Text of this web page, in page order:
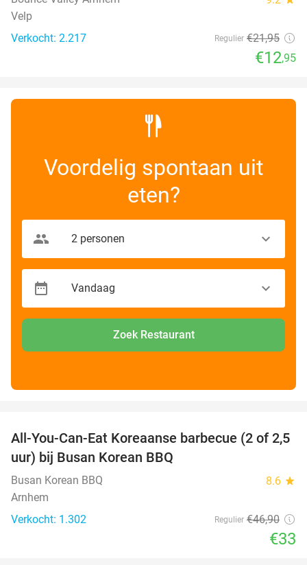
Velp
Verkocht: 2.217
Regulier €21,95
€12,95
Voordelig spontaan uit
eten?
Zoek Restaurant
30%
All-You-Can-Eat Koreaanse barbecue (2 of 2,5
uur) bij Busan Korean BBQ
Busan Korean BBQ 8.6 star
Arnhem
Verkocht: 1.302
Regulier €46,90
€33